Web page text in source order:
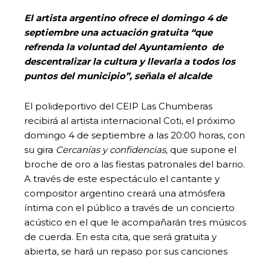
El artista argentino ofrece el domingo 4 de
septiembre una actuación gratuita “que
refrenda la voluntad del Ayuntamiento de
descentralizar la cultura y llevarla a todos los
puntos del municipio”, señala el alcalde
El polideportivo del CEIP Las Chumberas
recibirá al artista internacional Coti, el próximo
domingo 4 de septiembre a las 20:00 horas, con
su gira Cercanías y confidencias, que supone el
broche de oro a las fiestas patronales del barrio.
A través de este espectáculo el cantante y
compositor argentino creará una atmósfera
íntima con el público a través de un concierto
acústico en el que le acompañarán tres músicos
de cuerda. En esta cita, que será gratuita y
abierta, se hará un repaso por sus canciones